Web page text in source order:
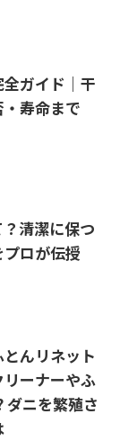
ガイド｜干
寿命まで
清潔に保つ
ロが伝授
んリネット
リーナーやふ
ダニを繁殖さ